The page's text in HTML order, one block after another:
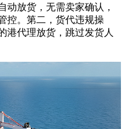
动放货，无需卖家确认，
控。第二，货代违规操
港代理放货，跳过发货人